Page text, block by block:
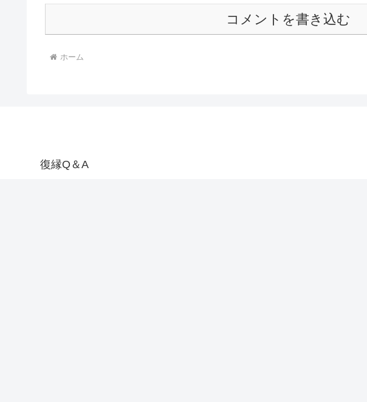
コメントを書き込む
ホーム
復縁Q＆A